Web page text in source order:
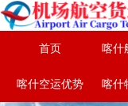
首页 喀什
喀什空运优势 喀什